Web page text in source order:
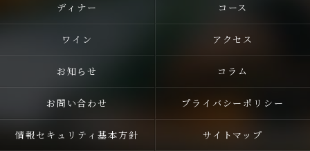
ディナー コース
ワイン アクセス
お知らせ コラム
お問い合わせ プライバシーポリシー
情報セキュリティ基本方針 サイトマップ